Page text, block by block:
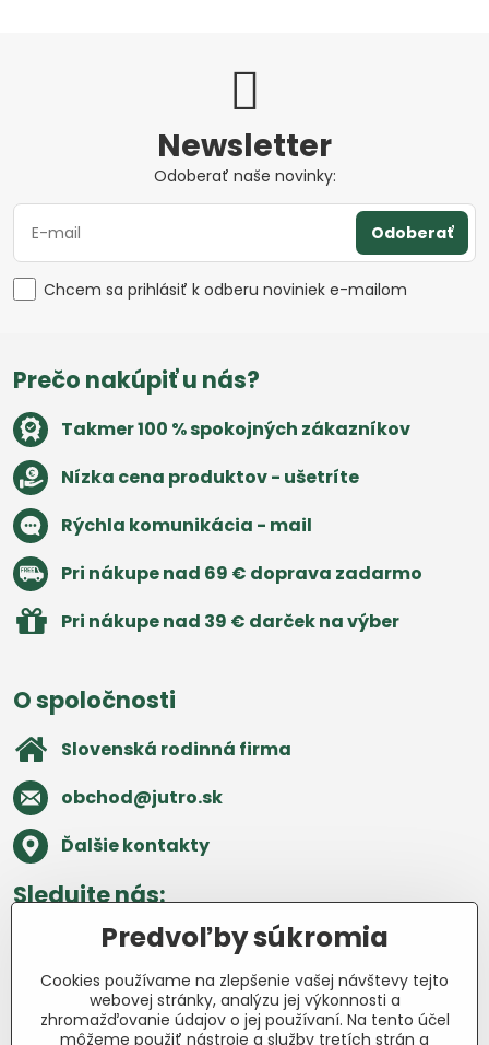
Newsletter
Odoberať naše novinky:
Odoberať
Chcem sa prihlásiť k odberu noviniek e-mailom
Prečo nakúpiť u nás?
Takmer 100 % spokojných zákazníkov
Nízka cena produktov - ušetríte
Rýchla komunikácia - mail
Pri nákupe nad 69 € doprava zadarmo
Pri nákupe nad 39 € darček na výber
O spoločnosti
Slovenská rodinná firma
obchod​@jutro​.sk
Ďalšie kontakty
Sledujte nás:
Facebook Pinterest Instagram Blog
Všetko o nákupe
Predvoľby súkromia
Cookies používame na zlepšenie vašej návštevy tejto
webovej stránky, analýzu jej výkonnosti a
zhromažďovanie údajov o jej používaní. Na tento účel
môžeme použiť nástroje a služby tretích strán a